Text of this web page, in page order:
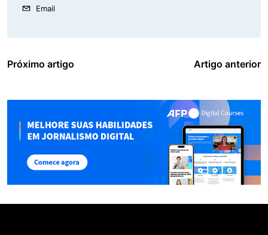
Email
Próximo artigo Artigo anterior